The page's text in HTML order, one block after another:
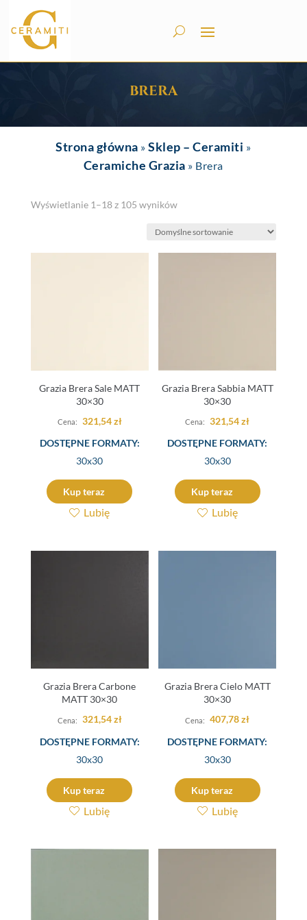
BRERA
Strona główna »Sklep – Ceramiti »
Ceramiche Grazia » Brera
Wyświetlanie 1–18 z 105 wyników
Grazia Brera Sale MATT
30×30
321,54zł
DOSTĘPNE FORMATY:
30x30
Kup teraz
Lubię
Grazia Brera Sabbia MATT
30×30
321,54zł
DOSTĘPNE FORMATY:
30x30
Kup teraz
Lubię
Grazia Brera Carbone
MATT 30×30
321,54zł
DOSTĘPNE FORMATY:
30x30
Kup teraz
Lubię
Grazia Brera Cielo MATT
30×30
407,78zł
DOSTĘPNE FORMATY:
30x30
Kup teraz
Lubię